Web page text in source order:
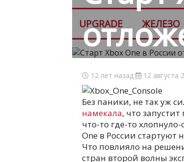
UPGRADE ЖЕЛЕЗО
12 лет назад 12 августа
Без паники, не так уж
намекала, что
что-то где-то хлопнуло-
One в России стартуют
Что повлияло на
стран второй волны